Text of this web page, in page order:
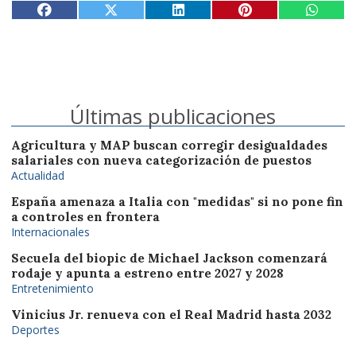
Últimas publicaciones
Agricultura y MAP buscan corregir desigualdades
salariales con nueva categorización de puestos
Actualidad
España amenaza a Italia con "medidas" si no pone fin
a controles en frontera
Internacionales
Secuela del biopic de Michael Jackson comenzará
rodaje y apunta a estreno entre 2027 y 2028
Entretenimiento
Vinicius Jr. renueva con el Real Madrid hasta 2032
Deportes